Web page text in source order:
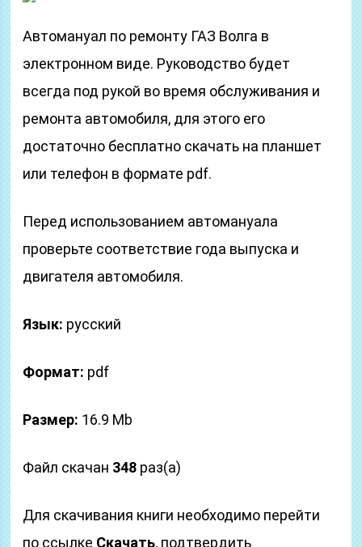
Автомануал по ремонту ГАЗ Волга в
электронном виде. Руководство будет
всегда под рукой во время обслуживания и
ремонта автомобиля, для этого его
достаточно бесплатно скачать на планшет
или телефон в формате pdf.
Перед использованием автомануала
проверьте соответствие года выпуска и
двигателя автомобиля.
Язык: русский
Формат: pdf
Размер: 16.9 Mb
Файл скачан 348 раз(а)
Для скачивания книги необходимо перейти
по ссылке Скачать, подтвердить